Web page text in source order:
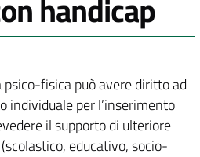
handicap
fisica può avere diritto ad
individuale per l’inserimento
il supporto di ulteriore
educativo, socio-